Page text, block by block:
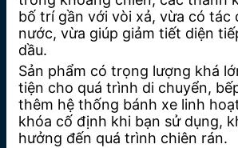
bố trí gần với vòi xả, vừa có tác
nước, vừa giúp giảm tiết diện
dầu.
Sản phẩm có trọng lượng khá
tiện cho quá trình di chuyển,
thêm hệ thống bánh xe linh
khóa cố định khi bạn sử dụng,
hưởng đến quá trình chiên rán.